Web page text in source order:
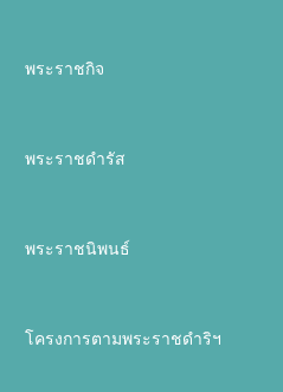
พระราชกิจ
พระราชดำรัส
พระราชนิพนธ์
โครงการตามพระราชดำริฯ